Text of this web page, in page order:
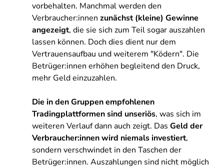
vorbehalten. Manchmal werden den
Verbraucher:innen zunächst (kleine) Gewinne
angezeigt, die sie sich zum Teil sogar auszahlen
lassen können. Doch dies dient nur dem
Vertrauensaufbau und weiterem "Ködern". Die
Betrüger:innen erhöhen begleitend den Druck,
mehr Geld einzuzahlen.
Die in den Gruppen empfohlenen
Tradingplattformen sind unseriös, was sich im
weiteren Verlauf dann auch zeigt. Das Geld der
Verbraucher:innen wird niemals investiert,
sondern verschwindet in den Taschen der
Betrüger:innen. Auszahlungen sind nicht möglich